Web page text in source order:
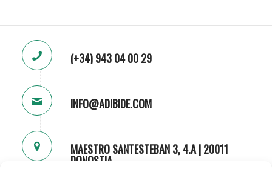
(+34) 943 04 00 29
INFO@ADIBIDE.COM
MAESTRO SANTESTEBAN 3, 4.A | 20011
DONOSTIA